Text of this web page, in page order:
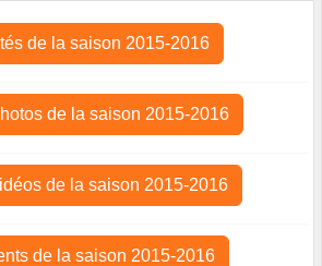
de la saison 2015-2016
de la saison 2015-2016
de la saison 2015-2016
de la saison 2015-2016